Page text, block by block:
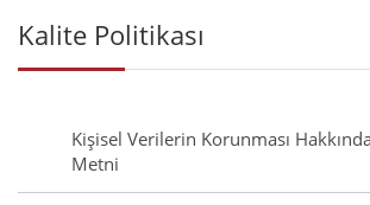
Kalite Politikası
Kişisel Verilerin Korunması
Metni